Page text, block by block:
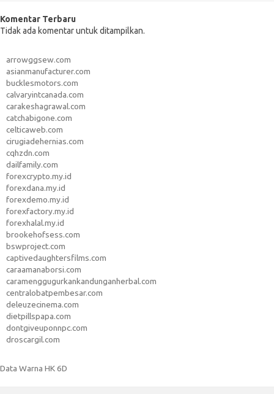
Komentar Terbaru
Tidak ada komentar untuk ditampilkan.
arrowggsew.com
asianmanufacturer.com
bucklesmotors.com
calvaryintcanada.com
carakeshagrawal.com
catchabigone.com
celticaweb.com
cirugiadehernias.com
cqhzdn.com
dailfamily.com
forexcrypto.my.id
forexdana.my.id
forexdemo.my.id
forexfactory.my.id
forexhalal.my.id
brookehofsess.com
bswproject.com
captivedaughtersfilms.com
caraamanaborsi.com
caramenggugurkankandunganherbal.com
centralobatpembesar.com
deleuzecinema.com
dietpillspapa.com
dontgiveuponnpc.com
droscargil.com
Data Warna HK 6D